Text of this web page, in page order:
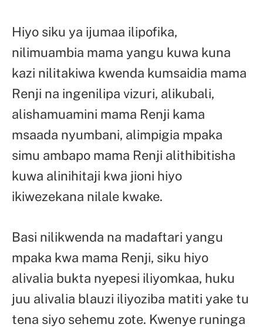
Hiyo siku ya ijumaa ilipofika,
nilimuambia mama yangu kuwa kuna
kazi nilitakiwa kwenda kumsaidia mama
Renji na ingenilipa vizuri, alikubali,
alishamuamini mama Renji kama
msaada nyumbani, alimpigia mpaka
simu ambapo mama Renji alithibitisha
kuwa alinihitaji kwa jioni hiyo
ikiwezekana nilale kwake.
Basi nilikwenda na madaftari yangu
mpaka kwa mama Renji, siku hiyo
alivalia bukta nyepesi iliyomkaa, huku
juu alivalia blauzi iliyoziba matiti yake tu
tena siyo sehemu zote. Kwenye runinga